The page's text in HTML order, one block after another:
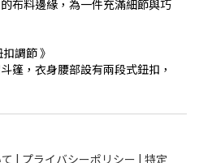
布料邊緣，為一件充滿細節與巧
調節 》
篷，衣身腰部設有兩段式鈕扣，
| プライバシーポリシー | 特定